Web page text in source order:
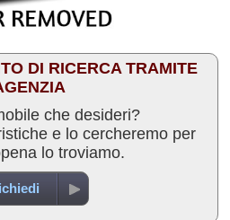
DI RICERCA TRAMITE
che desideri?
e lo cercheremo per
lo troviamo.